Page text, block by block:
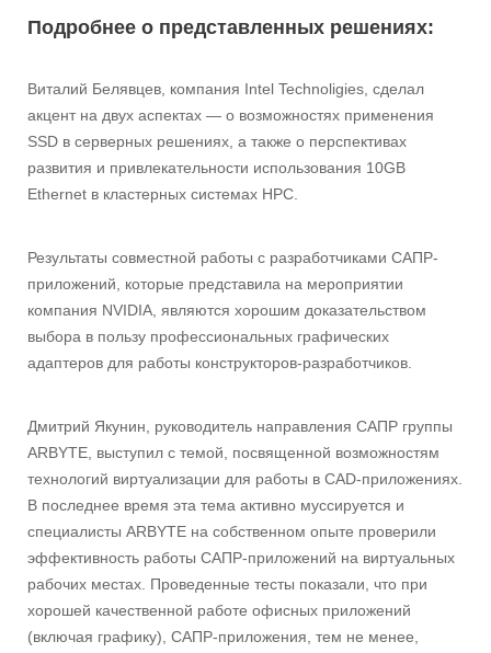
Подробнее о представленных решениях:
Виталий Белявцев, компания Intel Technoligies, сделал
акцент на двух аспектах — о возможностях применения
SSD в серверных решениях, а также о перспективах
развития и привлекательности использования 10GB
Ethernet в кластерных системах НРС.
Результаты совместной работы с разработчиками САПР-
приложений, которые представила на мероприятии
компания NVIDIA, являются хорошим доказательством
выбора в пользу профессиональных графических
адаптеров для работы конструкторов-разработчиков.
Дмитрий Якунин, руководитель направления САПР группы
ARBYTE, выступил с темой, посвященной возможностям
технологий виртуализации для работы в CAD-приложениях.
В последнее время эта тема активно муссируется и
специалисты ARBYTE на собственном опыте проверили
эффективность работы САПР-приложений на виртуальных
рабочих местах. Проведенные тесты показали, что при
хорошей качественной работе офисных приложений
(включая графику), САПР-приложения, тем не менее,